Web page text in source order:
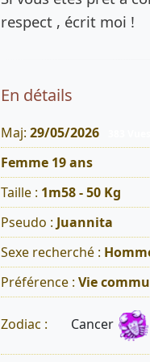
respect , écrit moi !
En détails
Maj: 29/05/2026
Femme 19 ans
Taille : 1m58 - 50 Kg
Pseudo : Juannita
Sexe recherché :
Préférence : Vie
Zodiac : Cancer